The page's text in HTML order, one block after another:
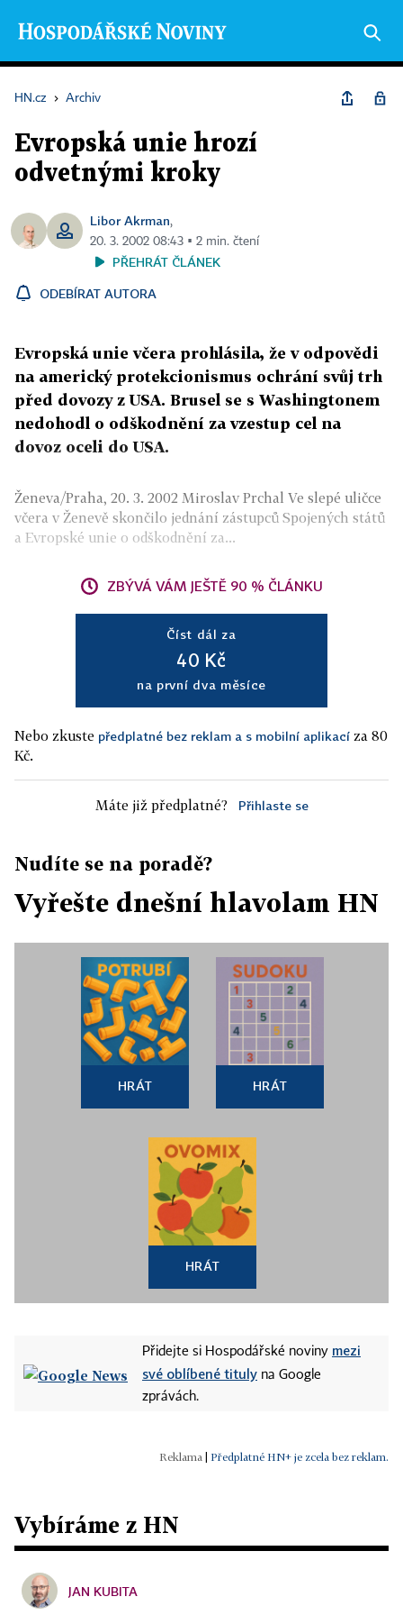
HN.cz › Archiv
Evropská unie hrozí
odvetnými kroky
Libor Akrman,
20. 3. 2002 08:43 ▪ 2 min. čtení
PŘEHRÁT ČLÁNEK
ODEBÍRAT AUTORA
Evropská unie včera prohlásila, že v odpovědi
na americký protekcionismus ochrání svůj trh
před dovozy z USA. Brusel se s Washingtonem
nedohodl o odškodnění za vzestup cel na
dovoz oceli do USA.
Ženeva/Praha, 20. 3. 2002 Miroslav Prchal Ve slepé uličce
včera v Ženevě skončilo jednání zástupců Spojených států
a Evropské unie o odškodnění za...
ZBÝVÁ VÁM JEŠTĚ 90 % ČLÁNKU
Číst dál za
40 Kč
na první dva měsíce
Nebo zkuste předplatné bez reklam a s mobilní aplikací za 80
Kč.
Máte již předplatné? Přihlaste se
Nudíte se na poradě?
Vyřešte dnešní hlavolam HN
HRÁT HRÁT
HRÁT
Přidejte si Hospodářské noviny mezi
své oblíbené tituly na Google
zprávách.
Předplatné HN+ je zcela bez reklam.
Vybíráme z HN
JAN KUBITA